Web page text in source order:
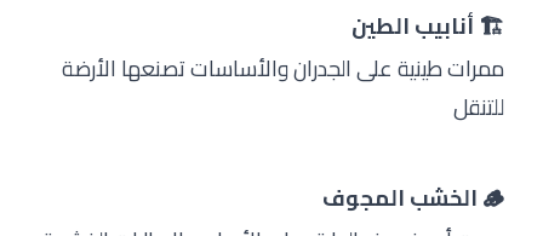
🏗️ أنابيب الطين
ممرات طينية على الجدران والأساسات تصنعها الأرضة
للتنقل
🪵 الخشب المجوف